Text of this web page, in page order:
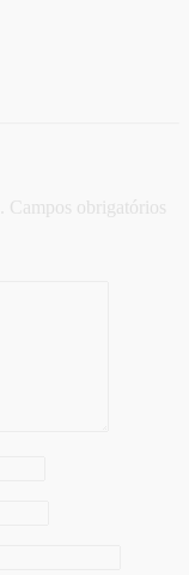
Campos obrigatórios